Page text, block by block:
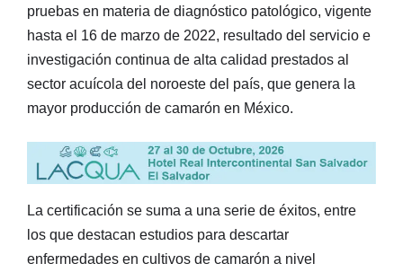
pruebas en materia de diagnóstico patológico, vigente
hasta el 16 de marzo de 2022, resultado del servicio e
investigación continua de alta calidad prestados al
sector acuícola del noroeste del país, que genera la
mayor producción de camarón en México.
La certificación se suma a una serie de éxitos, entre
los que destacan estudios para descartar
enfermedades en cultivos de camarón a nivel